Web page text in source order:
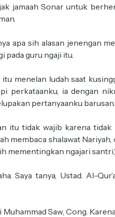
jamaah Sonar untuk
apa sih alasan jenengan
pada guru ngaji itu.
menelan ludah saat
perkataanku, ia dengan
pertanyaanku
itu tidak wajib karena
membaca shalawat
mementingkan ngajari
Saya tanya, Ustad. Al-
Muhammad Saw, Cong.